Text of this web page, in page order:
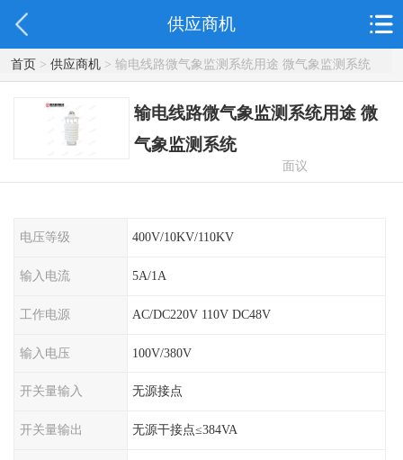
供应商机
首页> 供应商机> 输电线路微气象监测系统用途 微气象监测系统
输电线路微气象监测系统用途 微
气象监测系统
面议
电压等级 400V/10KV/110KV
输入电流 5A/1A
工作电源 AC/DC220V 110V DC48V
输入电压 100V/380V
开关量输入 无源接点
开关量输出 无源干接点≤384VA